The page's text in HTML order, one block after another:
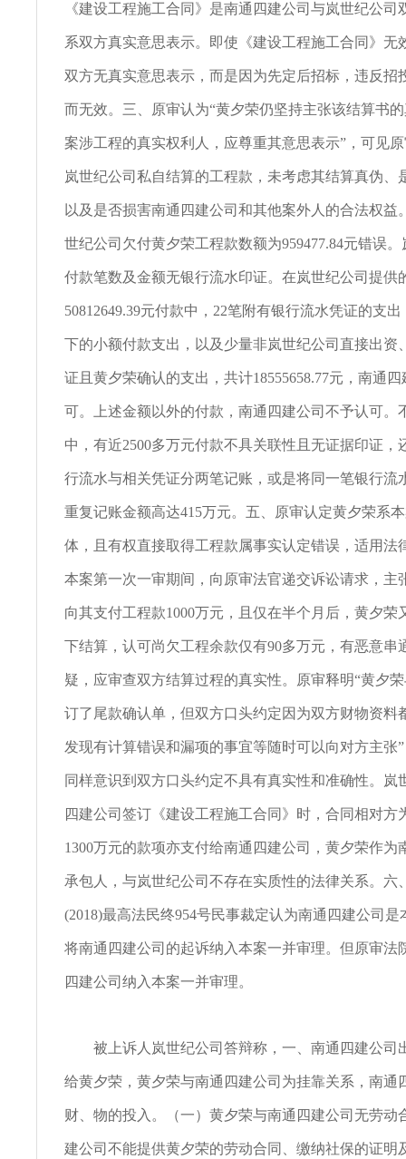
《建设工程施工合同》是南通四建公司与岚世纪公司
系双方真实意思表示。即使《建设工程施工合同》无
双方无真实意思表示，而是因为先定后招标，违反招
而无效。三、原审认为“黄夕荣仍坚持主张该结算书
案涉工程的真实权利人，应尊重其意思表示”，可见
岚世纪公司私自结算的工程款，未考虑其结算真伪、
以及是否损害南通四建公司和其他案外人的合法权益
世纪公司欠付黄夕荣工程款数额为959477.84元错误
付款笔数及金额无银行流水印证。在岚世纪公司提供
50812649.39元付款中，22笔附有银行流水凭证的支
下的小额付款支出，以及少量非岚世纪公司直接出资
证且黄夕荣确认的支出，共计18555658.77元，南通
可。上述金额以外的付款，南通四建公司不予认可。
中，有近2500多万元付款不具关联性且无证据印证，
行流水与相关凭证分两笔记账，或是将同一笔银行流
重复记账金额高达415万元。五、原审认定黄夕荣系
体，且有权直接取得工程款属事实认定错误，适用法
本案第一次一审期间，向原审法官递交诉讼请求，主
向其支付工程款1000万元，且仅在半个月后，黄夕荣
下结算，认可尚欠工程余款仅有90多万元，有恶意串
疑，应审查双方结算过程的真实性。原审释明“黄夕
订了尾款确认单，但双方口头约定因为双方财物资料
发现有计算错误和漏项的事宜等随时可以向对方主张
同样意识到双方口头约定不具有真实性和准确性。岚
四建公司签订《建设工程施工合同》时，合同相对方
1300万元的款项亦支付给南通四建公司，黄夕荣作为
承包人，与岚世纪公司不存在实质性的法律关系。六
(2018)最高法民终954号民事裁定认为南通四建公司
将南通四建公司的起诉纳入本案一并审理。但原审法
四建公司纳入本案一并审理。
被上诉人岚世纪公司答辩称，一、南通四建公司
给黄夕荣，黄夕荣与南通四建公司为挂靠关系，南通
财、物的投入。（一）黄夕荣与南通四建公司无劳动
建公司不能提供黄夕荣的劳动合同、缴纳社保的证明